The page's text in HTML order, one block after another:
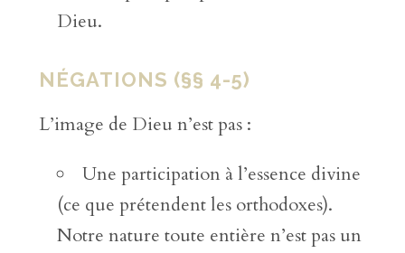
Dieu.
NÉGATIONS (§§ 4-5)
L’image de Dieu n’est pas :
Une participation à l’essence divine
(ce que prétendent les orthodoxes).
Notre nature toute entière n’est pas un